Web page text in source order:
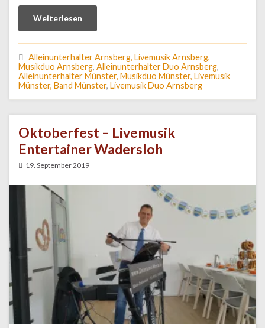
Weiterlesen
Alleinunterhalter Arnsberg, Livemusik Arnsberg,
Musikduo Arnsberg, Alleinunterhalter Duo Arnsberg,
Alleinunterhalter Münster, Musikduo Münster, Livemusik
Münster, Band Münster, Livemusik Duo Arnsberg
Oktoberfest – Livemusik
Entertainer Wadersloh
19. September 2019